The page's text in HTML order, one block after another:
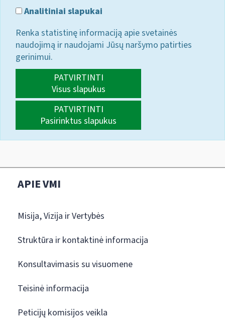
Analitiniai slapukai
Renka statistinę informaciją apie svetainės
naudojimą ir naudojami Jūsų naršymo patirties
gerinimui.
PATVIRTINTI
Visus slapukus
PATVIRTINTI
Pasirinktus slapukus
APIE VMI
Misija, Vizija ir Vertybės
Struktūra ir kontaktinė informacija
Konsultavimasis su visuomene
Teisinė informacija
Peticijų komisijos veikla